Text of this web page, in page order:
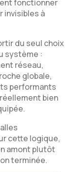
fonctionner
invisibles à
du seul choix
système :
réseau,
globale,
performants
bien
cette logique,
amont plutôt
terminée.